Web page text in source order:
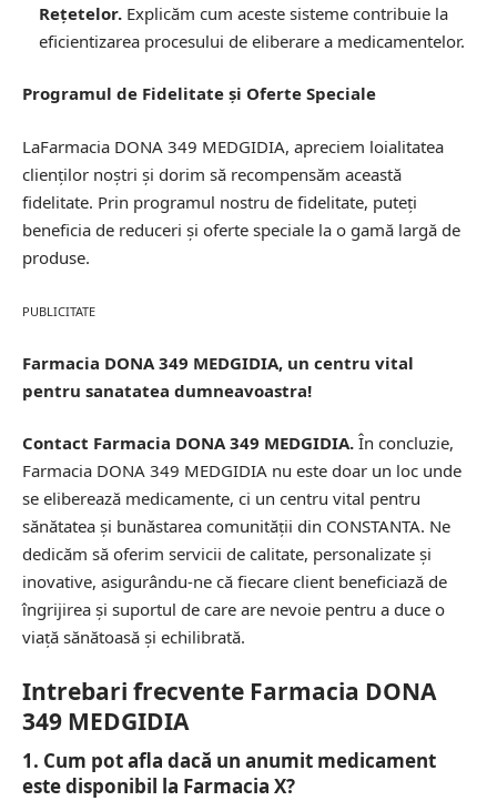
Rețetelor. Explicăm cum aceste sisteme contribuie la
eficientizarea procesului de eliberare a medicamentelor.
Programul de Fidelitate și Oferte Speciale
LaFarmacia DONA 349 MEDGIDIA, apreciem loialitatea
clienților noștri și dorim să recompensăm această
fidelitate. Prin programul nostru de fidelitate, puteți
beneficia de reduceri și oferte speciale la o gamă largă de
produse.
PUBLICITATE
Farmacia DONA 349 MEDGIDIA, un centru vital
pentru sanatatea dumneavoastra!
Contact Farmacia DONA 349 MEDGIDIA. În concluzie,
Farmacia DONA 349 MEDGIDIA nu este doar un loc unde
se eliberează medicamente, ci un centru vital pentru
sănătatea și bunăstarea comunității din CONSTANTA. Ne
dedicăm să oferim servicii de calitate, personalizate și
inovative, asigurându-ne că fiecare client beneficiază de
îngrijirea și suportul de care are nevoie pentru a duce o
viață sănătoasă și echilibrată.
Intrebari frecvente Farmacia DONA
349 MEDGIDIA
1. Cum pot afla dacă un anumit medicament
este disponibil la Farmacia X?